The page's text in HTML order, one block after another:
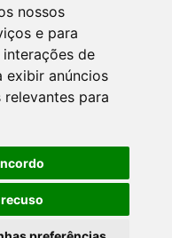
nossos
e para
de
exibir anúncios
relevantes para
565
Desporto
Email